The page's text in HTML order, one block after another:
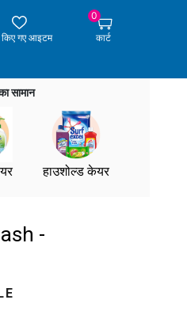
गए आइटम
0
कार्ट
सामान
हाउशोल्ड केयर
-